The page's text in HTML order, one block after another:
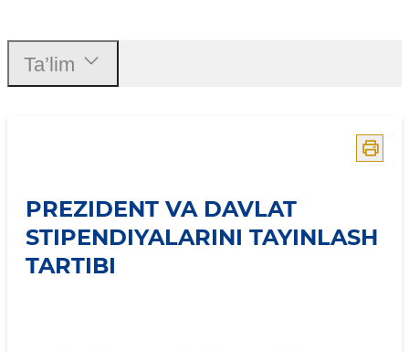
PREZIDENT VA DAVLAT
STIPENDIYALARINI TAYINLASH
TARTIBI
Ta’lim